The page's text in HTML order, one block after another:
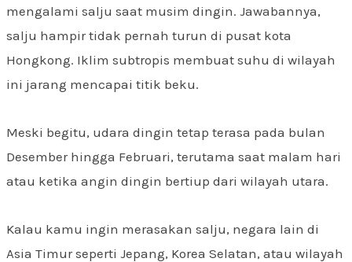
mengalami salju saat musim dingin. Jawabannya,
salju hampir tidak pernah turun di pusat kota
Hongkong. Iklim subtropis membuat suhu di wilayah
ini jarang mencapai titik beku.
Meski begitu, udara dingin tetap terasa pada bulan
Desember hingga Februari, terutama saat malam hari
atau ketika angin dingin bertiup dari wilayah utara.
Kalau kamu ingin merasakan salju, negara lain di
Asia Timur seperti Jepang, Korea Selatan, atau wilayah